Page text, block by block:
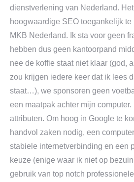
dienstverlening van Nederland.
hoogwaardige SEO toegankelijk te
MKB Nederland. Ik sta voor geen
hebben dus geen kantoorpand
nee de koffie staat niet klaar (god,
zou krijgen iedere keer dat ik lees
staat…), we sponsoren geen
een maatpak achter mijn
attributen. Om hoog in Google te
handvol zaken nodig, een
stabiele internetverbinding en een
keuze (enige waar ik niet op
gebruik van top notch